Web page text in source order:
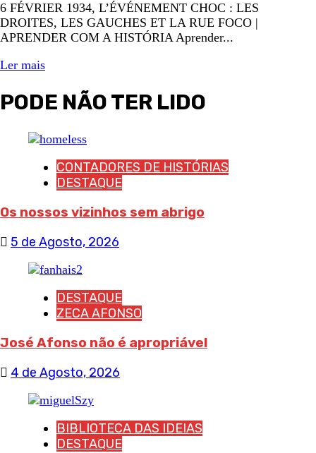
6 FÉVRIER 1934, L’ÉVÉNEMENT CHOC : LES
DROITES, LES GAUCHES ET LA RUE FOCO |
APRENDER COM A HISTÓRIA Aprender...
Ler mais
PODE NÃO TER LIDO
CONTADORES DE HISTÓRIAS
DESTAQUE
Os nossos vizinhos sem abrigo
5 de Agosto, 2026
DESTAQUE
ZECA AFONSO
José Afonso não é apropriável
4 de Agosto, 2026
BIBLIOTECA DAS IDEIAS
DESTAQUE